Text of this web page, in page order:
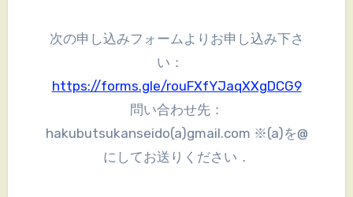
次の申し込みフォームよりお申し込み下さ
い：
https://forms.gle/rouFXfYJaqXXgDCG9
問い合わせ先：
hakubutsukanseido(a)gmail.com ※(a)を@
にしてお送りください．